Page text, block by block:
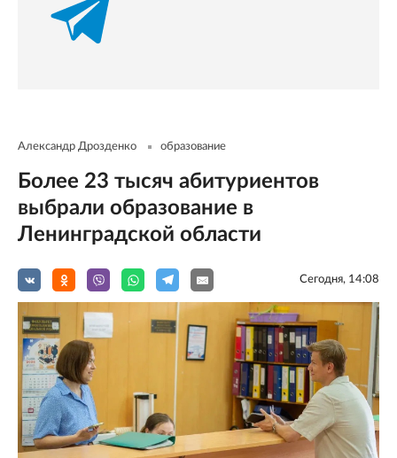
Александр Дрозденко образование
Более 23 тысяч абитуриентов
выбрали образование в
Ленинградской области
Сегодня, 14:08